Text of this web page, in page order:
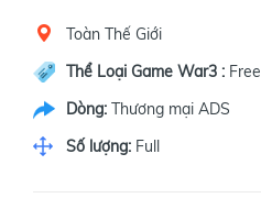
Toàn Thế Giới
Thể Loại Game War3 : Free
Dòng: Thương mại ADS
Số lượng: Full